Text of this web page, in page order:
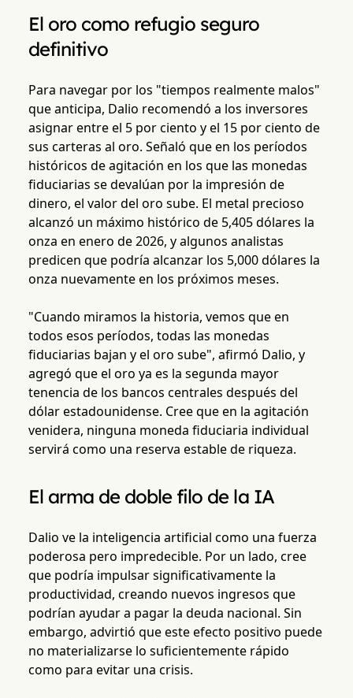
El oro como refugio seguro
definitivo
Para navegar por los "tiempos realmente malos"
que anticipa, Dalio recomendó a los inversores
asignar entre el 5 por ciento y el 15 por ciento de
sus carteras al oro. Señaló que en los períodos
históricos de agitación en los que las monedas
fiduciarias se devalúan por la impresión de
dinero, el valor del oro sube. El metal precioso
alcanzó un máximo histórico de 5,405 dólares la
onza en enero de 2026, y algunos analistas
predicen que podría alcanzar los 5,000 dólares la
onza nuevamente en los próximos meses.
"Cuando miramos la historia, vemos que en
todos esos períodos, todas las monedas
fiduciarias bajan y el oro sube", afirmó Dalio, y
agregó que el oro ya es la segunda mayor
tenencia de los bancos centrales después del
dólar estadounidense. Cree que en la agitación
venidera, ninguna moneda fiduciaria individual
servirá como una reserva estable de riqueza.
El arma de doble filo de la IA
Dalio ve la inteligencia artificial como una fuerza
poderosa pero impredecible. Por un lado, cree
que podría impulsar significativamente la
productividad, creando nuevos ingresos que
podrían ayudar a pagar la deuda nacional. Sin
embargo, advirtió que este efecto positivo puede
no materializarse lo suficientemente rápido
como para evitar una crisis.